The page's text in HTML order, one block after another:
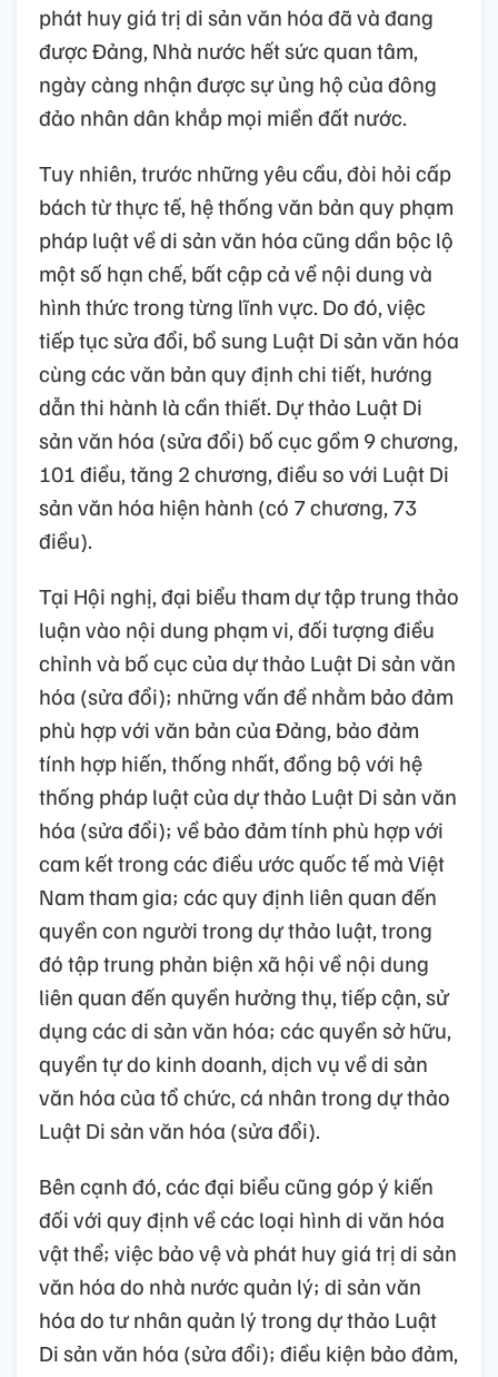
phát huy giá trị di sản văn hóa đã và đang
được Đảng, Nhà nước hết sức quan tâm,
ngày càng nhận được sự ủng hộ của đông
đảo nhân dân khắp mọi miền đất nước.
Tuy nhiên, trước những yêu cầu, đòi hỏi cấp
bách từ thực tế, hệ thống văn bản quy phạm
pháp luật về di sản văn hóa cũng dần bộc lộ
một số hạn chế, bất cập cả về nội dung và
hình thức trong từng lĩnh vực. Do đó, việc
tiếp tục sửa đổi, bổ sung Luật Di sản văn hóa
cùng các văn bản quy định chi tiết, hướng
dẫn thi hành là cần thiết. Dự thảo Luật Di
sản văn hóa (sửa đổi) bố cục gồm 9 chương,
101 điều, tăng 2 chương, điều so với Luật Di
sản văn hóa hiện hành (có 7 chương, 73
điều).
Tại Hội nghị, đại biểu tham dự tập trung thảo
luận vào nội dung phạm vi, đối tượng điều
chỉnh và bố cục của dự thảo Luật Di sản văn
hóa (sửa đổi); những vấn đề nhằm bảo đảm
phù hợp với văn bản của Đảng, bảo đảm
tính hợp hiến, thống nhất, đồng bộ với hệ
thống pháp luật của dự thảo Luật Di sản văn
hóa (sửa đổi); về bảo đảm tính phù hợp với
cam kết trong các điều ước quốc tế mà Việt
Nam tham gia; các quy định liên quan đến
quyền con người trong dự thảo luật, trong
đó tập trung phản biện xã hội về nội dung
liên quan đến quyền hưởng thụ, tiếp cận, sử
dụng các di sản văn hóa; các quyền sở hữu,
quyền tự do kinh doanh, dịch vụ về di sản
văn hóa của tổ chức, cá nhân trong dự thảo
Luật Di sản văn hóa (sửa đổi).
Bên cạnh đó, các đại biểu cũng góp ý kiến
đối với quy định về các loại hình di văn hóa
vật thể; việc bảo vệ và phát huy giá trị di sản
văn hóa do nhà nước quản lý; di sản văn
hóa do tư nhân quản lý trong dự thảo Luật
Di sản văn hóa (sửa đổi); điều kiện bảo đảm,